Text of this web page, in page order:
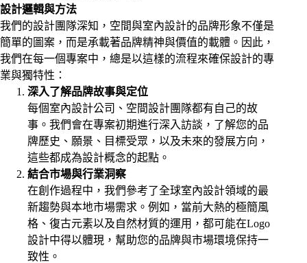
設計邏輯與方法
我們的設計團隊深知，空間與室內設計的品牌形象不僅是
簡單的圖案，而是承載著品牌精神與價值的載體。因此，
我們在每一個專案中，總是以這樣的流程來確保設計的專
業與獨特性：
深入了解品牌故事與定位
每個室內設計公司、空間設計團隊都有自己的故
事。我們會在專案初期進行深入訪談，了解您的品
牌歷史、願景、目標受眾，以及未來的發展方向，
這些都成為設計概念的起點。
結合市場與行業洞察
在創作過程中，我們參考了全球室內設計領域的最
新趨勢與本地市場需求。例如，當前大熱的極簡風
格、復古元素以及自然材質的運用，都可能在Logo
設計中得以體現，幫助您的品牌與市場環境保持一
致性。